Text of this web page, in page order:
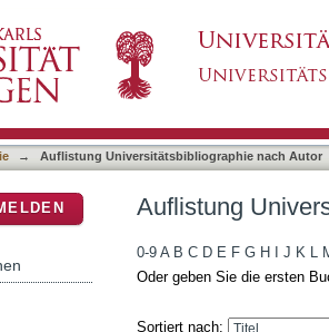
→ Auflistung Universitätsbibliographie nach Autor
Auflistung
0-9 A B C D E F G H J K L
Oder geben Sie die ersten
Sortiert nach: